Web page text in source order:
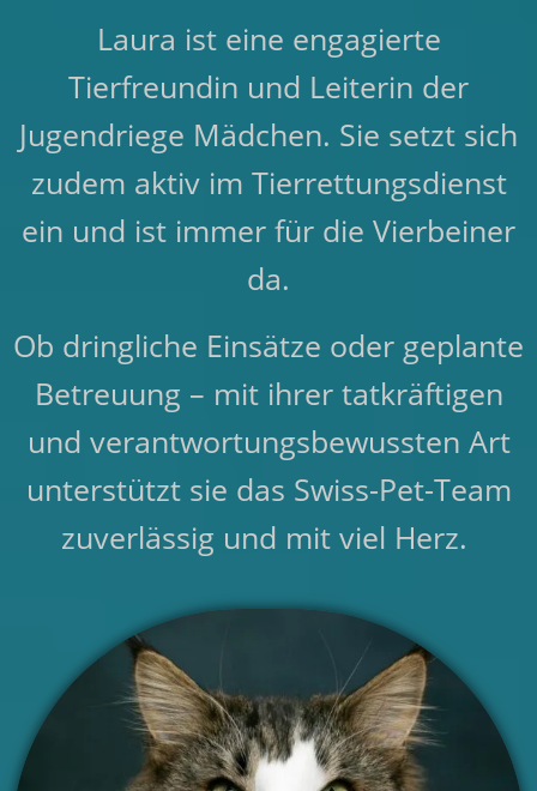
Laura ist eine engagierte
Tierfreundin und Leiterin der
Jugendriege Mädchen. Sie setzt sich
zudem aktiv im Tierrettungsdienst
ein und ist immer für die Vierbeiner
da.
Ob dringliche Einsätze oder geplante
Betreuung – mit ihrer tatkräftigen
und verantwortungsbewussten Art
unterstützt sie das Swiss-Pet-Team
zuverlässig und mit viel Herz.